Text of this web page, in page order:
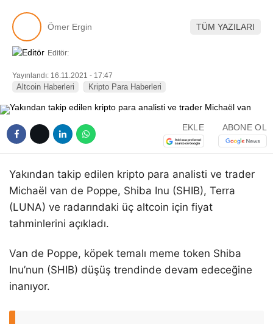
Ömer Ergin TÜM YAZILARI
Editör:
Yayınlandı: 16.11.2021 - 17:47
Altcoin Haberleri Kripto Para Haberleri
EKLE ABONE OL
Yakından takip edilen kripto para analisti ve trader
Michaël van de Poppe, Shiba Inu (SHIB), Terra
(LUNA) ve radarındaki üç altcoin için fiyat
tahminlerini açıkladı.
Van de Poppe, köpek temalı meme token Shiba
Inu’nun (SHIB) düşüş trendinde devam edeceğine
inanıyor.